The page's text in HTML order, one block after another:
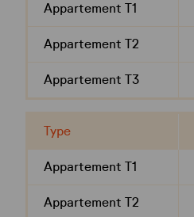
Appartement T1
Appartement T2
Appartement T3
Type
Appartement T1
Appartement T2